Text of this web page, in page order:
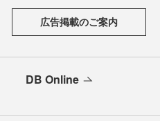
広告掲載のご案内
DB Online